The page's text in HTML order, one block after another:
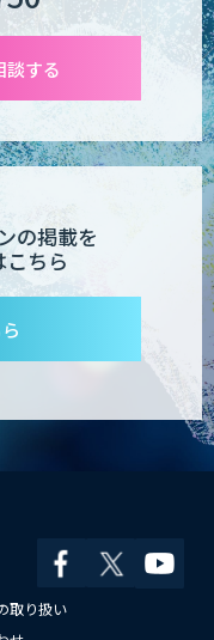
談する
の掲載を
ちら
取り扱い